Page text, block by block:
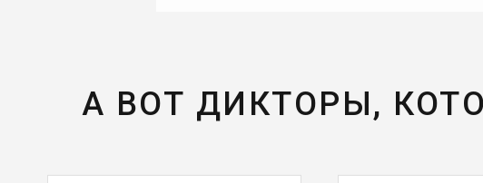
А ВОТ ДИКТОРЫ,